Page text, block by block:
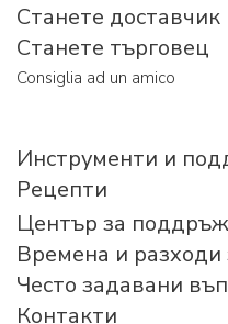
Станете доставчик
Станете търговец
Consiglia ad un amico
Инструменти и
Рецепти
Център за
Времена и разходи
Често задавани
Контакти